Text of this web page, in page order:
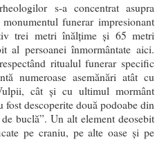
s-a concentrat asupra
funerar impresionant
trei metri înălțime și 65 metri
al persoanei înmormântate aici.
ritualul funerar specific
numeroase asemănări atât cu
cât și cu ultimul mormânt
descoperite două podoabe din
buclă”. Un alt element deosebit
pe craniu, pe alte oase și pe